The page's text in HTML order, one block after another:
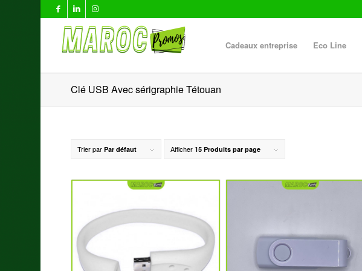
Cadeaux entreprise Eco Line
Clé USB Avec sérigraphie Tétouan
Trier parPar défaut Afficher15 Produits par page